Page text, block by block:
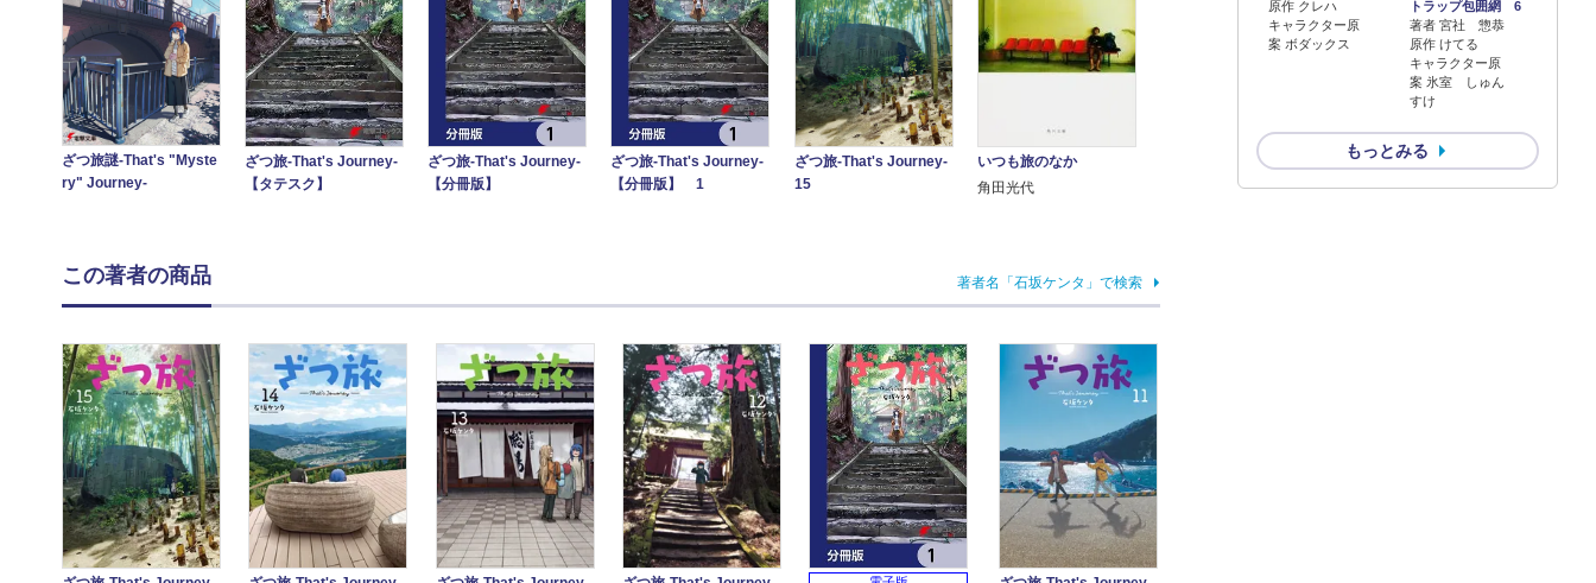
原作 クレハ
キャラクター原
案 ボダックス
トラップ包囲網 6
著者 宮社 惣恭
原作 けてる
キャラクター原
案 氷室 しゅん
すけ
もっとみる
ざつ旅謎-That's "Myste
ry" Journey-
ざつ旅-That's Journey-
【タテスク】
ざつ旅-That's Journey-
【分冊版】
ざつ旅-That's Journey-
【分冊版】 1
ざつ旅-That's Journey-
15
いつも旅のなか
角田光代
この著者の商品 著者名「石坂ケンタ」で検索